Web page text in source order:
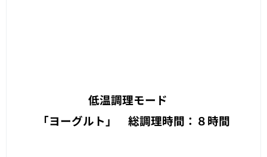
低温調理モード
「ヨーグルト」 総調理時間：８時間